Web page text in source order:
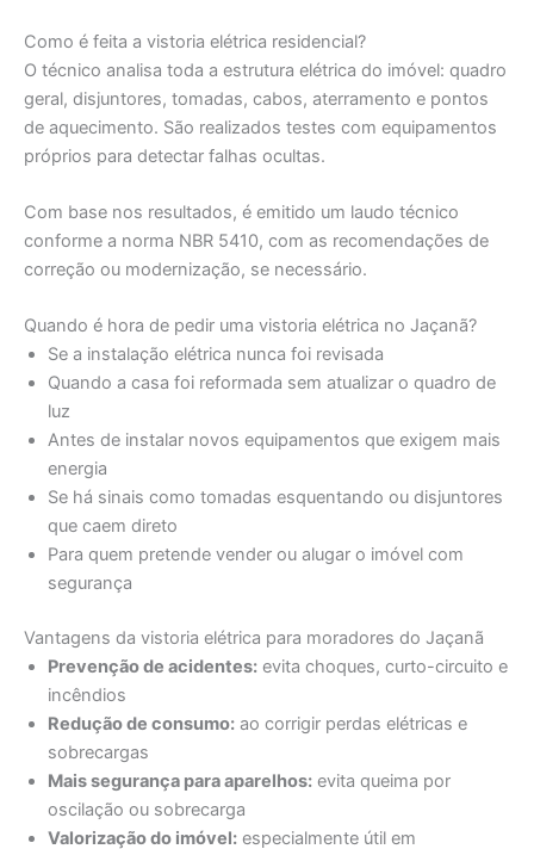
Como é feita a vistoria elétrica residencial?
O técnico analisa toda a estrutura elétrica do imóvel: quadro
geral, disjuntores, tomadas, cabos, aterramento e pontos
de aquecimento. São realizados testes com equipamentos
próprios para detectar falhas ocultas.
Com base nos resultados, é emitido um laudo técnico
conforme a norma NBR 5410, com as recomendações de
correção ou modernização, se necessário.
Quando é hora de pedir uma vistoria elétrica no Jaçanã?
Se a instalação elétrica nunca foi revisada
Quando a casa foi reformada sem atualizar o quadro de
luz
Antes de instalar novos equipamentos que exigem mais
energia
Se há sinais como tomadas esquentando ou disjuntores
que caem direto
Para quem pretende vender ou alugar o imóvel com
segurança
Vantagens da vistoria elétrica para moradores do Jaçanã
Prevenção de acidentes: evita choques, curto-circuito e
incêndios
Redução de consumo: ao corrigir perdas elétricas e
sobrecargas
Mais segurança para aparelhos: evita queima por
oscilação ou sobrecarga
Valorização do imóvel: especialmente útil em